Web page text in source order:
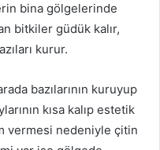
bina gölgelerinde
bitkiler güdük kalır,
kurur.
bazılarının kuruyup
kısa kalıp estetik
vermesi nedeniyle çitin